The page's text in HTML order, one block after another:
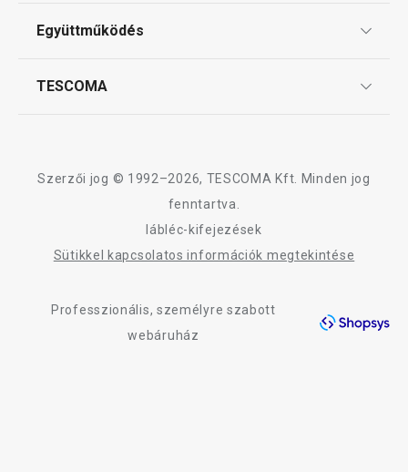
Gyakori kérdések
Reklamáció és termékvisszaküldés
Együttműködés
TESCOMA
Adatkezelési Tájékoztató
Szerzői jog © 1992–2026, TESCOMA Kft. Minden jog
fenntartva.
lábléc-kifejezések
Sütikkel kapcsolatos információk megtekintése
Professzionális, személyre szabott
webáruház